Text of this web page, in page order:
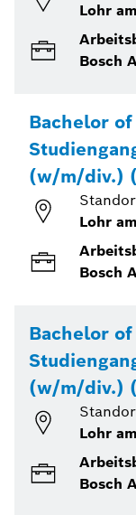
Lohr
Bosch
Bachelor
(w/m/div.)
Lohr
Bosch
Bachelor
(w/m/div.)
Lohr
Bosch